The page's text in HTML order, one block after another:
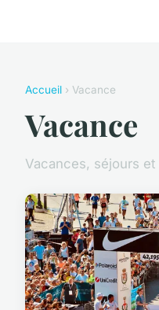
Accueil › Vacance
Vacance
Vacances, séjours et